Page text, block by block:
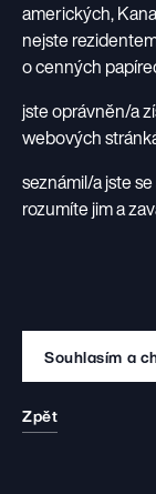
amerických,
nejste
o cenných
jste oprávněn/a
webových
seznámil/a jste
rozumíte jim a
Souhlasím a
Zpět